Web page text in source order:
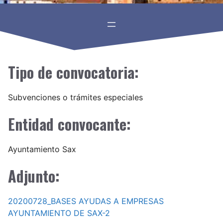
Tipo de convocatoria:
Subvenciones o trámites especiales
Entidad convocante:
Ayuntamiento Sax
Adjunto:
20200728_BASES AYUDAS A EMPRESAS
AYUNTAMIENTO DE SAX-2